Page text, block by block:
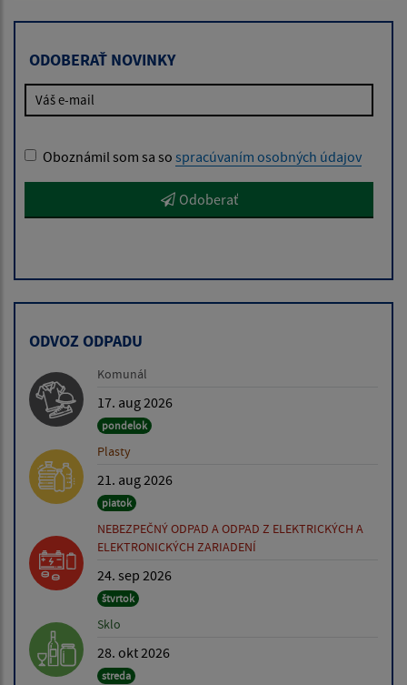
ODOBERAŤ NOVINKY
Oboznámil som sa so spracúvaním osobných údajov
Odoberať
ODVOZ ODPADU
Komunál
17. aug 2026
pondelok
Plasty
21. aug 2026
piatok
NEBEZPEČNÝ ODPAD A ODPAD Z ELEKTRICKÝCH A
ELEKTRONICKÝCH ZARIADENÍ
24. sep 2026
štvrtok
Sklo
28. okt 2026
streda